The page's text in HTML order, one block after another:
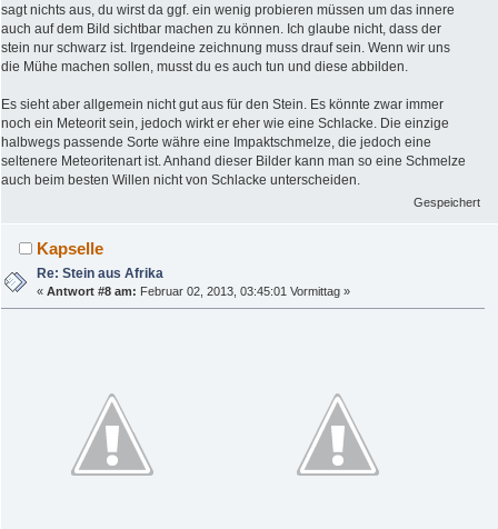
sagt nichts aus, du wirst da ggf. ein wenig probieren müssen um das innere
auch auf dem Bild sichtbar machen zu können. Ich glaube nicht, dass der
stein nur schwarz ist. Irgendeine zeichnung muss drauf sein. Wenn wir uns
die Mühe machen sollen, musst du es auch tun und diese abbilden.
Es sieht aber allgemein nicht gut aus für den Stein. Es könnte zwar immer
noch ein Meteorit sein, jedoch wirkt er eher wie eine Schlacke. Die einzige
halbwegs passende Sorte währe eine Impaktschmelze, die jedoch eine
seltenere Meteoritenart ist. Anhand dieser Bilder kann man so eine Schmelze
auch beim besten Willen nicht von Schlacke unterscheiden.
Gespeichert
Kapselle
Re: Stein aus Afrika
«Antwort #8 am: Februar 02, 2013, 03:45:01 Vormittag »